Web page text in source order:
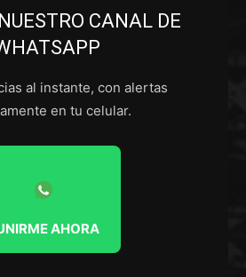
CANAL DE
al instante, con alertas
en tu celular.
AHORA